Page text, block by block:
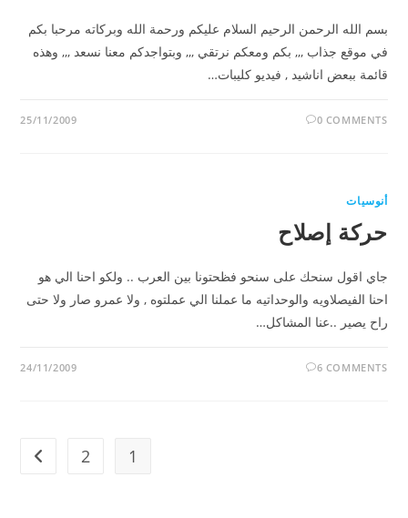
بسم الله الرحمن الرحيم السلام عليكم ورحمة الله وبركاته مرحبا بكم
في موقع جذاب ,,, بكم ومعكم نرتقي ,,, وبتواجدكم معنا نسعد ,,, وهذه
قائمة ببعض اناشيد , فيديو كليبات…
0 COMMENTS
25/11/2009
أنوسيات
حركة إصلاح
جاي اقول سنحك على سنحو فظحتونا بين العرب .. ولكو احنا الي هو
احنا الفيصلاويه والوحداتيه ما عملنا الي عملتوه , ولا عمرو صار ولا حتى
راح يصير ..عنا المشاكل…
6 COMMENTS
24/11/2009
1
2
page